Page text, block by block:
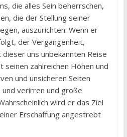
die alles Sein beherrschen,
die der Stellung seiner
auszurichten. Wenn er
der Vergangenheit,
uns unbekannten Reise
seinen zahlreichen Höhen und
und unsicheren Seiten
verirren und große
wird er das Ziel
Erschaffung angestrebt